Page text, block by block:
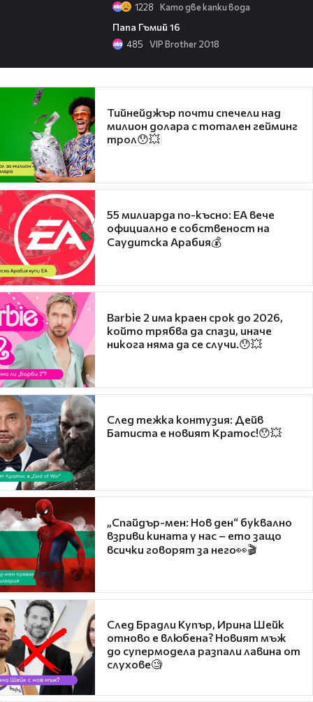
1228 Като две капки вода
Папа Гъмий 16
485 VIP Brother 2018
Тийнейджър почти спечели над
милион долара с тотален гейминг
трол😯💥
55 милиарда по-късно: EA вече
официално е собственост на
Саудитска Арабия💰
Barbie 2 има краен срок до 2026,
който трябва да спази, иначе
никога няма да се случи.😯💥
След тежка контузия: Дейв
Батиста е новият Кратос!😯💥
„Спайдър-мен: Нов ден“ буквално
взриви кината у нас – ето защо
всички говорят за него👀🎬
След Брадли Купър, Ирина Шейк
отново е влюбена? Новият мъж
до супермодела разпали лавина от
слухове🧐